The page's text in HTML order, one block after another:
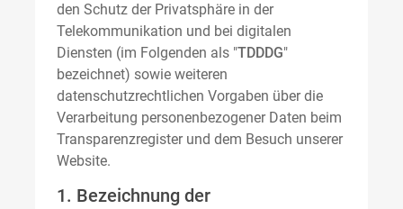
den Schutz der Privatsphäre in der
Telekommunikation und bei digitalen
Diensten (im Folgenden als "TDDDG"
bezeichnet) sowie weiteren
datenschutzrechtlichen Vorgaben über die
Verarbeitung personenbezogener Daten beim
Transparenzregister und dem Besuch unserer
Website.
1. Bezeichnung der